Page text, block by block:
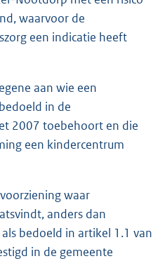
waarvoor de
een indicatie heeft
aan wie een
in de
2007 toebehoort en die
een kindercentrum
waar
anders dan
bedoeld in artikel 1.1 van
in de gemeente